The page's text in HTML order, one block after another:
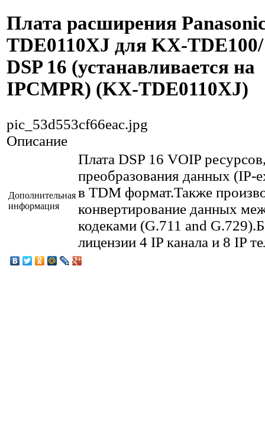
Плата расширения
TDE0110XJ для KX-TDE100/
DSP 16 (устанавливается на
IPCMPR) (KX-TDE0110XJ)
pic_53d553cf66eac.jpg
Описание
Дополнительная
информация
Плата DSP 16 VOIP
преобразования данных (IP-
в TDM формат.Также
конвертирование данных
кодеками (G.711 and
лицензии 4 IP канала и 8 IP